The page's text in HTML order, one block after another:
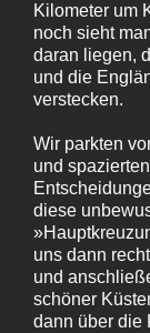
Kilometer um
noch sieht
daran liegen,
und die
verstecken.
Wir parkten
und
diese
uns dann
und
schöner
dann über die